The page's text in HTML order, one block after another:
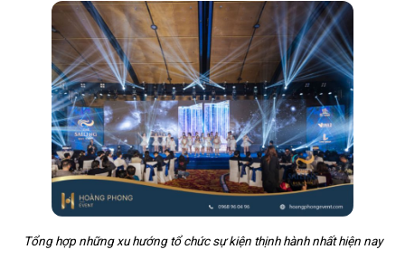
Tổng hợp những xu hướng tổ chức sự kiện thịnh hành nhất hiện nay